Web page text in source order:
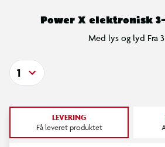
Power X elektronisk
Med lys og lyd Fra
1
LEVERING
Få leveret produktet